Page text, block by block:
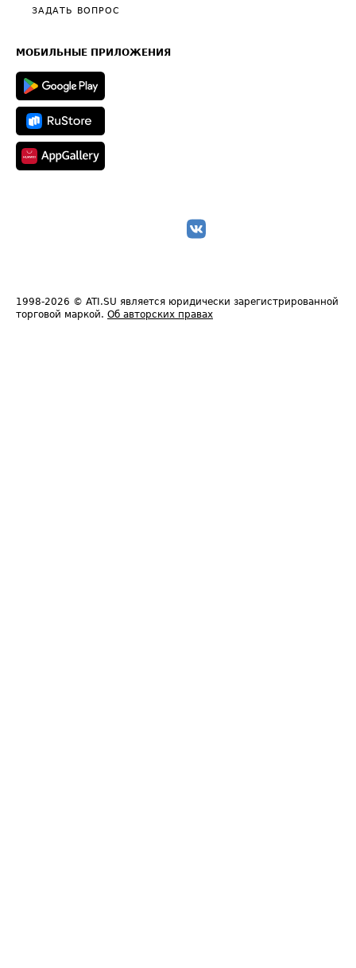
Общие положения
Полезное по перевозкам
Техническая информация
ЗАДАТЬ ВОПРОС
МОБИЛЬНЫЕ ПРИЛОЖЕНИЯ
1998-2026 © ATI.SU является юридически зарегистрированной
торговой маркой. Об авторских правах